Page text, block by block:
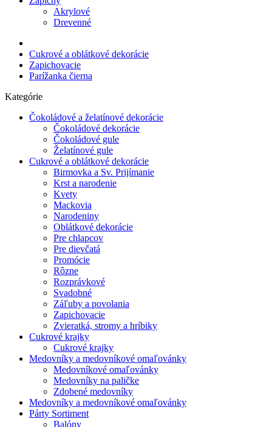
Akrylové
Drevenné
Cukrové a oblátkové dekorácie
Zapichovacie
Parížanka čierna
Kategórie
Čokoládové a želatínové dekorácie
Čokoládové dekorácie
Čokoládové gule
Želatínové gule
Cukrové a oblátkové dekorácie
Birmovka a Sv. Prijímanie
Krst a narodenie
Kvety
Mackovia
Narodeniny
Oblátkové dekorácie
Pre chlapcov
Pre dievčatá
Promócie
Rôzne
Rozprávkové
Svadobné
Záľuby a povolania
Zapichovacie
Zvieratká, stromy a hríbiky
Cukrové krajky
Cukrové krajky
Medovníky a medovníkové omaľovánky
Medovníkové omaľovánky
Medovníky na paličke
Zdobené medovníky
Medovníky a medovníkové omaľovánky
Párty Sortiment
Balóny